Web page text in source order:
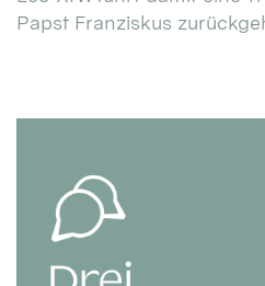
Papst Franziskus